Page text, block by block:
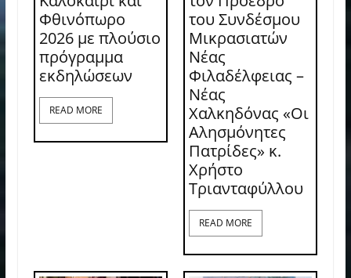
Φθινόπωρο
2026 με πλούσιο
πρόγραμμα
εκδηλώσεων
READ MORE
του Συνδέσμου
Μικρασιατών
Νέας
Φιλαδέλφειας –
Νέας
Χαλκηδόνας «Οι
Αλησμόνητες
Πατρίδες» κ.
Χρήστο
Τριανταφύλλου
READ MORE